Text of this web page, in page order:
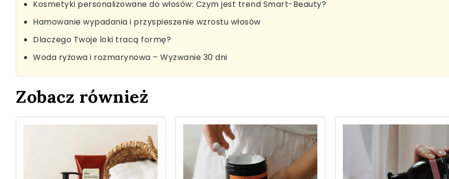
Kosmetyki personalizowane do włosów: Czym jest trend Smart-Beauty?
Hamowanie wypadania i przyspieszenie wzrostu włosów
Dlaczego Twoje loki tracą formę?
Woda ryżowa i rozmarynowa – Wyzwanie 30 dni
Zobacz również